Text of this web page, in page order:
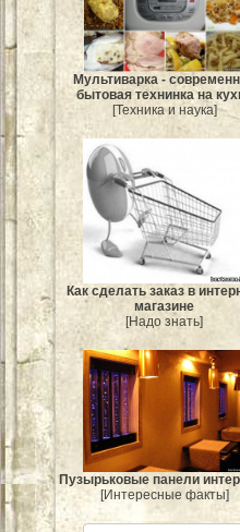
Мультиварка -
бытовая технинка на
[Техника и наука]
Как сделать заказ в
магазине
[Надо знать]
Пузырьковые панели
[Интересные факты]